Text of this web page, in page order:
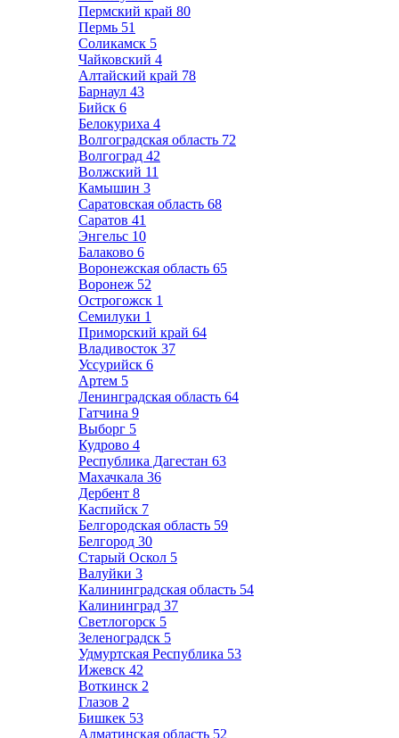
Пермский край 80
Пермь 51
Соликамск 5
Чайковский 4
Алтайский край 78
Барнаул 43
Бийск 6
Белокуриха 4
Волгоградская область 72
Волгоград 42
Волжский 11
Камышин 3
Саратовская область 68
Саратов 41
Энгельс 10
Балаково 6
Воронежская область 65
Воронеж 52
Острогожск 1
Семилуки 1
Приморский край 64
Владивосток 37
Уссурийск 6
Артем 5
Ленинградская область 64
Гатчина 9
Выборг 5
Кудрово 4
Республика Дагестан 63
Махачкала 36
Дербент 8
Каспийск 7
Белгородская область 59
Белгород 30
Старый Оскол 5
Валуйки 3
Калининградская область 54
Калининград 37
Светлогорск 5
Зеленоградск 5
Удмуртская Республика 53
Ижевск 42
Воткинск 2
Глазов 2
Бишкек 53
Алматинская область 52